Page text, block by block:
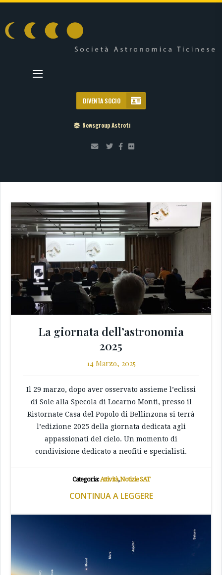
DIVENTA SOCIO
Newsgroup Astroti
La giornata dell’astronomia
2025
14 Marzo, 2025
Il 29 marzo, dopo aver osservato assieme l’eclissi
di Sole alla Specola di Locarno Monti, presso il
Ristornate Casa del Popolo di Bellinzona si terrà
l’edizione 2025 della giornata dedicata agli
appassionati del cielo. Un momento di
condivisione dedicato a neofiti e specialisti.
Categoria:Attività,Notizie SAT
CONTINUA A LEGGERE